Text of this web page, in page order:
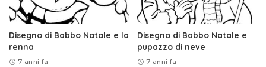
Disegno di Babbo Natale e la
renna
7 anni fa
Disegno di Babbo Natale e
pupazzo di neve
7 anni fa